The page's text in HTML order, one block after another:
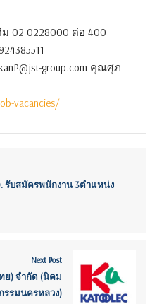
02-0228000 ต่อ 400
group.com คุณศุภ
vacancies/
รับสมัครพนักงาน 3ตำแหน่ง
Next Post
ย) จำกัด (นิคม
รรมนครหลวง)